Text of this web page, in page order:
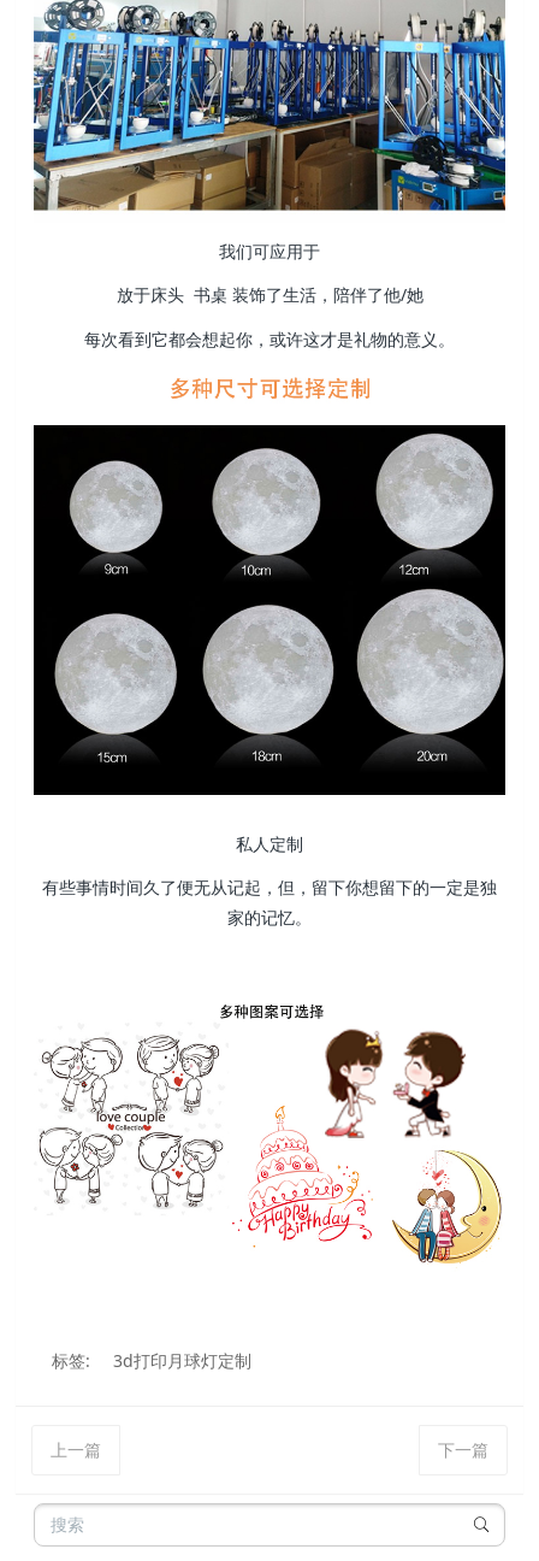
我们可应用于
放于床头 书桌 装饰了生活，陪伴了他/她
每次看到它都会想起你，或许这才是礼物的意义。
私人定制
有些事情时间久了便无从记起，但，留下你想留下的一定是独
家的记忆。
标签: 3d打印月球灯定制
上一篇 下一篇